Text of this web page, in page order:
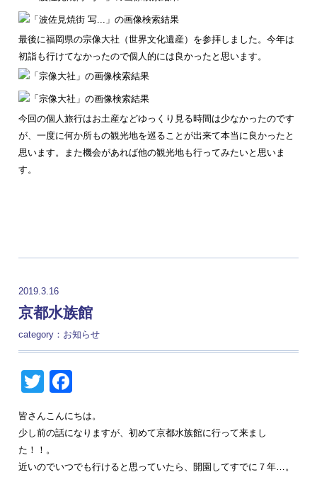
最後に福岡県の宗像大社（世界文化遺産）を参拝しました。今年は
初詣も行けてなかったので個人的には良かったと思います。
今回の個人旅行はお土産などゆっくり見る時間は少なかったのです
が、一度に何か所もの観光地を巡ることが出来て本当に良かったと
思います。また機会があれば他の観光地も行ってみたいと思いま
す。
2019.3.16
京都水族館
category： お知らせ
Twitter
皆さんこんにちは。
少し前の話になりますが、初めて京都水族館に行って来まし
た！！。
近いのでいつでも行けると思っていたら、開園してすでに７年…。